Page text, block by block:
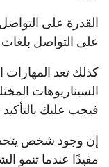
القدرة على
على التواصل
كذلك تعد المهارات
السيناريوهات
فيجب عليك
إن وجود شخص
مفيدًا عندما تنمو